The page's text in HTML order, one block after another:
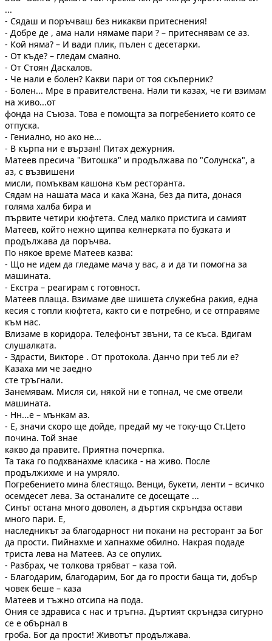
...
- Сядаш и поръчваш без никакви притеснения!
- Добре де , ама нали нямаме пари ? – притеснявам се аз.
- Кой няма? – И вади плик, пълен с десетарки.
- От къде? – гледам смаяно.
- От Стоян Даскалов.
- Че нали е болен? Какви пари от тоя скъперник?
- Болен... Мре в правителствена. Нали ти казах, че ги взимам
на живо...от
фонда на Съюза. Това е помощта за погребението която се
отпуска.
- Гениално, но ако не...
- В кърпа ни е вързан! Питах дежурния.
Матеев пресича "Витошка" и продължава по "Солунска", а
аз, с възвишени
мисли, помъквам кашона към ресторанта.
Сядам на нашата маса и кака Жана, без да пита, донася
голяма халба бира и
първите четири кюфтета. След малко пристига и самият
Матеев, който нежно щипва келнерката по бузката и
продължава да поръчва.
По някое време Матеев казва:
- Що не идем да гледаме мача у вас, а и да ти помогна за
машината.
- Екстра – реагирам с готовност.
Матеев плаща. Взимаме две шишета служебна ракия, една
кесия с топли кюфтета, както си е потребно, и се отправяме
към нас.
Влизаме в коридора. Телефонът звъни, та се къса. Вдигам
слушалката.
- Здрасти, Викторе . От протокола. Данчо при теб ли е?
Казаха ми че заедно
сте тръгнали.
Занемявам. Мисля си, някой ни е топнал, че сме отвели
машината.
- Нн...е – мънкам аз.
- Е, значи скоро ще дойде, предай му че току-що Ст.Цето
почина. Той знае
какво да правите. Приятна почерпка.
Та така го подхванахме класика - на живо. После
продължихме и на умряло.
Погребението мина блестящо. Венци, букети, ленти – всичко
осемдесет лева. За останалите се досещате ...
Синът остана много доволен, а дъртия скръндза остави
много пари. Е,
наследникът за благодарност ни покани на ресторант за Бог
да прости. Пийнахме и хапнахме обилно. Накрая подаде
триста лева на Матеев. Аз се опулих.
- Разбрах, че толкова трябват – каза той.
- Благодарим, благодарим, Бог да го прости баща ти, добър
човек беше – каза
Матеев и тъжно отсипа на пода.
Ония се здрависа с нас и тръгна. Дъртият скръндза сигурно
се е обърнал в
гроба. Бог да прости! Животът продължава.